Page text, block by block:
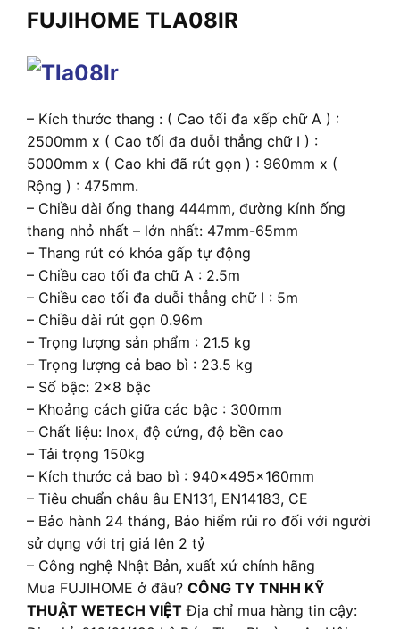
FUJIHOME TLA08IR
– Kích thước thang : ( Cao tối đa xếp chữ A ) :
2500mm x ( Cao tối đa duỗi thẳng chữ I ) :
5000mm x ( Cao khi đã rút gọn ) : 960mm x (
Rộng ) : 475mm.
– Chiều dài ống thang 444mm, đường kính ống
thang nhỏ nhất – lớn nhất: 47mm-65mm
– Thang rút có khóa gấp tự động
– Chiều cao tối đa chữ A : 2.5m
– Chiều cao tối đa duỗi thẳng chữ I : 5m
– Chiều dài rút gọn 0.96m
– Trọng lượng sản phẩm : 21.5 kg
– Trọng lượng cả bao bì : 23.5 kg
– Số bậc: 2×8 bậc
– Khoảng cách giữa các bậc : 300mm
– Chất liệu: Inox, độ cứng, độ bền cao
– Tải trọng 150kg
– Kích thước cả bao bì : 940x495x160mm
– Tiêu chuẩn châu âu EN131, EN14183, CE
– Bảo hành 24 tháng, Bảo hiểm rủi ro đối với người
sử dụng với trị giá lên 2 tỷ
– Công nghệ Nhật Bản, xuất xứ chính hãng
Mua FUJIHOME ở đâu? CÔNG TY TNHH KỸ
THUẬT WETECH VIỆT Địa chỉ mua hàng tin cậy: